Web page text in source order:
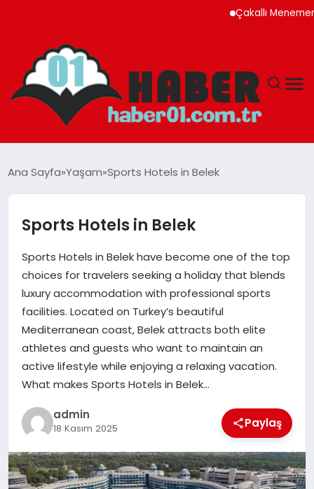
Çakallı Menemeni
ADANA
YAŞAM
GÜNDEM
MAGAZIN
EĞITIM
TEKNOLOJI
Ana Sayfa Yaşam Sports Hotels in Belek
Sports Hotels in Belek
Sports Hotels in Belek have become one of the top
choices for travelers seeking a holiday that blends
luxury accommodation with professional sports
facilities. Located on Turkey’s beautiful
Mediterranean coast, Belek attracts both elite
athletes and guests who want to maintain an
active lifestyle while enjoying a relaxing vacation.
What makes Sports Hotels in Belek…
admin
18 Kasım 2025 Paylaş